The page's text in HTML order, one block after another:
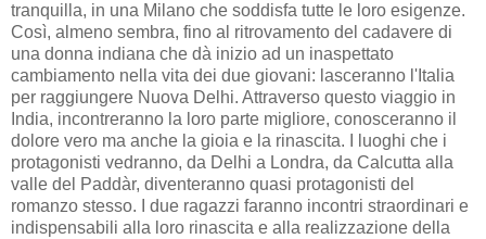
tranquilla, in una Milano che soddisfa tutte le loro esigenze.
Così, almeno sembra, fino al ritrovamento del cadavere di
una donna indiana che dà inizio ad un inaspettato
cambiamento nella vita dei due giovani: lasceranno l'Italia
per raggiungere Nuova Delhi. Attraverso questo viaggio in
India, incontreranno la loro parte migliore, conosceranno il
dolore vero ma anche la gioia e la rinascita. I luoghi che i
protagonisti vedranno, da Delhi a Londra, da Calcutta alla
valle del Paddàr, diventeranno quasi protagonisti del
romanzo stesso. I due ragazzi faranno incontri straordinari e
indispensabili alla loro rinascita e alla realizzazione della